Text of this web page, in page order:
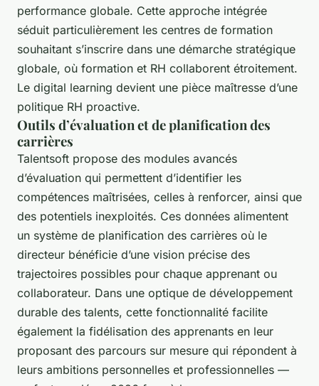
performance globale. Cette approche intégrée
séduit particulièrement les centres de formation
souhaitant s’inscrire dans une démarche stratégique
globale, où formation et RH collaborent étroitement.
Le digital learning devient une pièce maîtresse d’une
politique RH proactive.
Outils d’évaluation et de planification des
carrières
Talentsoft propose des modules avancés
d’évaluation qui permettent d’identifier les
compétences maîtrisées, celles à renforcer, ainsi que
des potentiels inexploités. Ces données alimentent
un système de planification des carrières où le
directeur bénéficie d’une vision précise des
trajectoires possibles pour chaque apprenant ou
collaborateur. Dans une optique de développement
durable des talents, cette fonctionnalité facilite
également la fidélisation des apprenants en leur
proposant des parcours sur mesure qui répondent à
leurs ambitions personnelles et professionnelles —